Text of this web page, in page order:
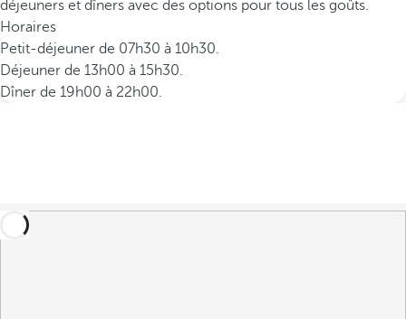
déjeuners et dîners avec des options pour tous les goûts.
Horaires
Petit-déjeuner de 07h30 à 10h30.
Déjeuner de 13h00 à 15h30.
Dîner de 19h00 à 22h00.